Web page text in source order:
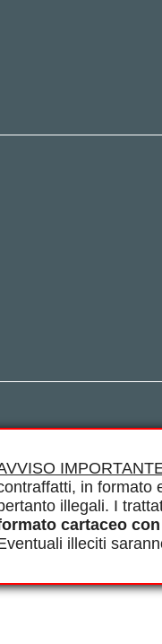
in formato
illegali. I
cartaceo
illeciti
Elsevier, i suoi
tutto il contenuto ‘open